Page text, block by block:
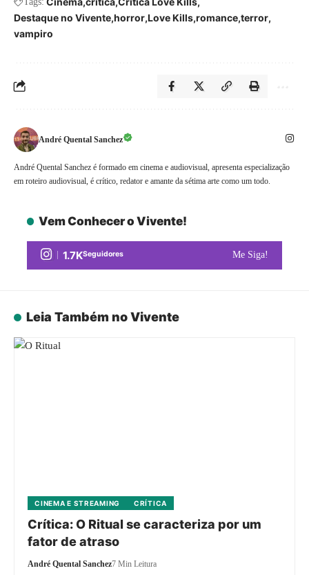
Destaque no Vivente horror Love Kills romance terror
vampiro
André Quental Sanchez
André Quental Sanchez é formado em cinema e audiovisual, apresenta especialização
em roteiro audiovisual, é crítico, redator e amante da sétima arte como um todo.
Vem Conhecer o Vivente!
1.7KSeguidores Me Siga!
Leia Também no Vivente
CINEMA E STREAMING CRÍTICA
Crítica: O Ritual se caracteriza por um
fator de atraso
André Quental Sanchez7 Min Leitura